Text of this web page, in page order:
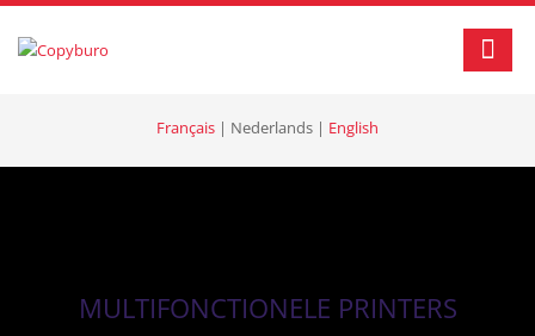
Français | Nederlands | English
MULTIFONCTIONELE PRINTERS